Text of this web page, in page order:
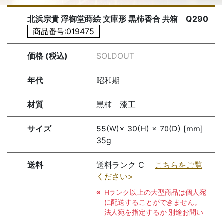
北浜宗貴 浮御堂蒔絵 文庫形 黒柿香合 共箱 Q290
商品番号:019475
価格 (税込) SOLDOUT
年代 昭和期
材質 黒柿 漆工
サイズ
55(W)× 30(H) × 70(D) [mm]
35g
送料 送料ランク C こちらをご覧
ください>
Hランク以上の大型商品は個人宛
に配送することができません。
法人宛を指定するか 別途お問い